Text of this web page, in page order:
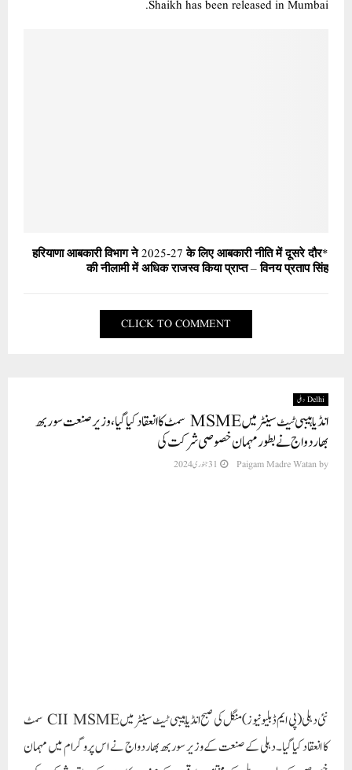
Shaikh has been released in Mumbai.
*हरियाणा आबकारी विभाग ने 2025-27 के लिए आबकारी नीति में दूसरे दौर
की नीलामी में अधिक राजस्व किया प्राप्त – विनय प्रताप सिंह
CLICK TO COMMENT
Delhi دہلی
انڈیا ہیبی ٹیٹ سینٹر میں MSME سمٹ کا انعقاد کیا گیا، وزیر صنعت سوربھ
بھاردواج نے بطور مہمان خصوصی شرکت کی
by
Paigam Madre Watan 31 جنوری 2024
میں ہو رہے ہیں۔وہ کارپوریشن کے تحت آتے ہیں۔یہ ایک ایسی چیز ہے جو دہلی کو ملک کی
دیگر ریاستوں سے مختلف بناتی ہے۔انہوں نے کہا کہ چونکہ دہلی ایک ریاست ہونے کے
ساتھ ساتھ اس ملک کی راجدھانی بھی ہے، اس لیے عدالت بھی دہلی پر بہت زیادہ نظر